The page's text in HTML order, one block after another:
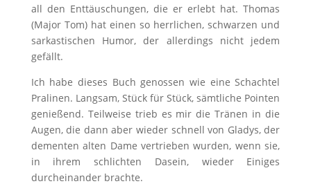
all den Enttäuschungen, die er erlebt hat. Thomas
(Major Tom) hat einen so herrlichen, schwarzen und
sarkastischen Humor, der allerdings nicht jedem
gefällt.
Ich habe dieses Buch genossen wie eine Schachtel
Pralinen. Langsam, Stück für Stück, sämtliche Pointen
genießend. Teilweise trieb es mir die Tränen in die
Augen, die dann aber wieder schnell von Gladys, der
dementen alten Dame vertrieben wurden, wenn sie,
in ihrem schlichten Dasein, wieder Einiges
durcheinander brachte.